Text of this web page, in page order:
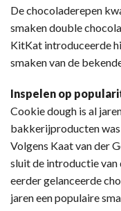
De chocoladerepen
smaken double
KitKat introduceerde
smaken van de
Inspelen op
Cookie dough is al
bakkerijproducten
Volgens Kaat van der
sluit de introductie van
eerder gelanceerde
jaren een populaire